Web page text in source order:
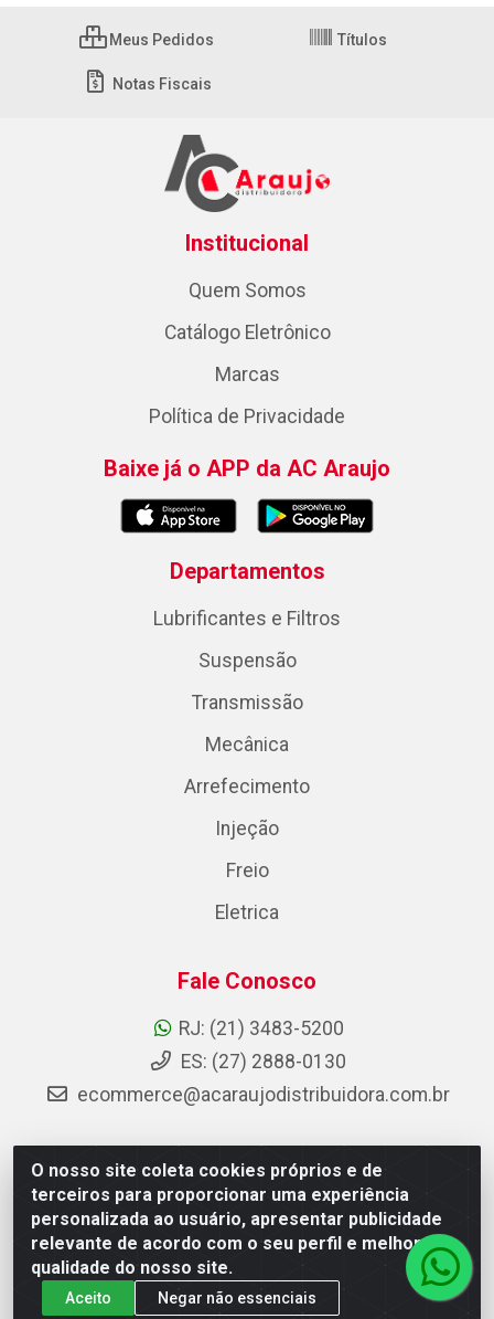
O nosso site coleta cookies próprios e de
terceiros para proporcionar uma experiência
personalizada ao usuário, apresentar publicidade
relevante de acordo com o seu perfil e melhorar a
qualidade do nosso site.
Aceito Negar não essenciais
Meus Pedidos Títulos
Notas Fiscais
Institucional
Quem Somos
Catálogo Eletrônico
Marcas
Política de Privacidade
Baixe já o APP da AC Araujo
Departamentos
Lubrificantes e Filtros
Suspensão
Transmissão
Mecânica
Arrefecimento
Injeção
Freio
Eletrica
Fale Conosco
RJ: (21) 3483-5200
ES: (27) 2888-0130
ecommerce@acaraujodistribuidora.com.br
AC Araujo Distribuidora - Rua Carneiro de Campos, 42 -
São Cristóvão, Rio de Janeiro/RJ - CEP 20.920-410 -
CNPJ 08.744.753/0003-85